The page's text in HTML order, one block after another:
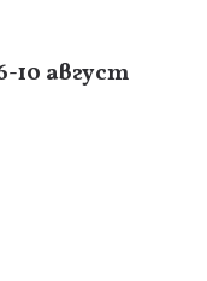
10 август